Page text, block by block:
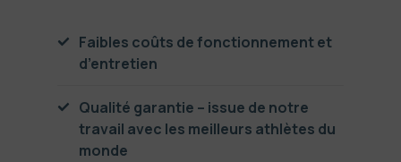
Faibles coûts de fonctionnement et
d’entretien
Qualité garantie – issue de notre
travail avec les meilleurs athlètes du
monde